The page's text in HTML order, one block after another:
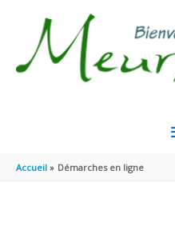
Accueil Démarches en ligne